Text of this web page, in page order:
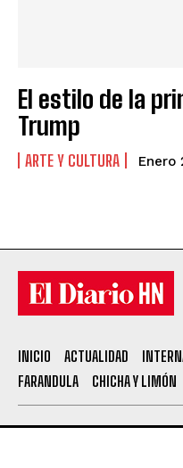
El estilo de la
Trump
ARTE Y CULTURA Enero
INICIO ACTUALIDAD
FARANDULA
CHICHA Y LIMÓN